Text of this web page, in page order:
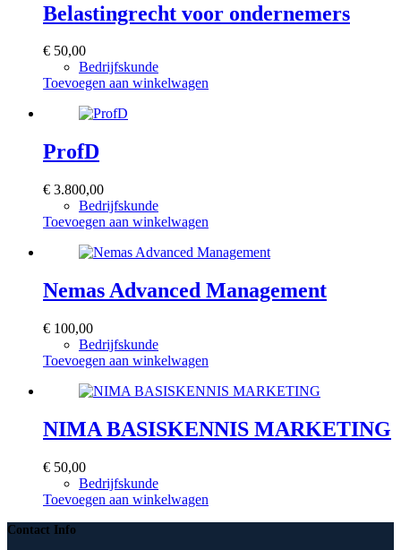
Belastingrecht voor ondernemers
€ 50,00
Bedrijfskunde
Toevoegen aan winkelwagen
ProfD
€ 3.800,00
Bedrijfskunde
Toevoegen aan winkelwagen
Nemas Advanced Management
€ 100,00
Bedrijfskunde
Toevoegen aan winkelwagen
NIMA BASISKENNIS MARKETING
€ 50,00
Bedrijfskunde
Toevoegen aan winkelwagen
Contact Info